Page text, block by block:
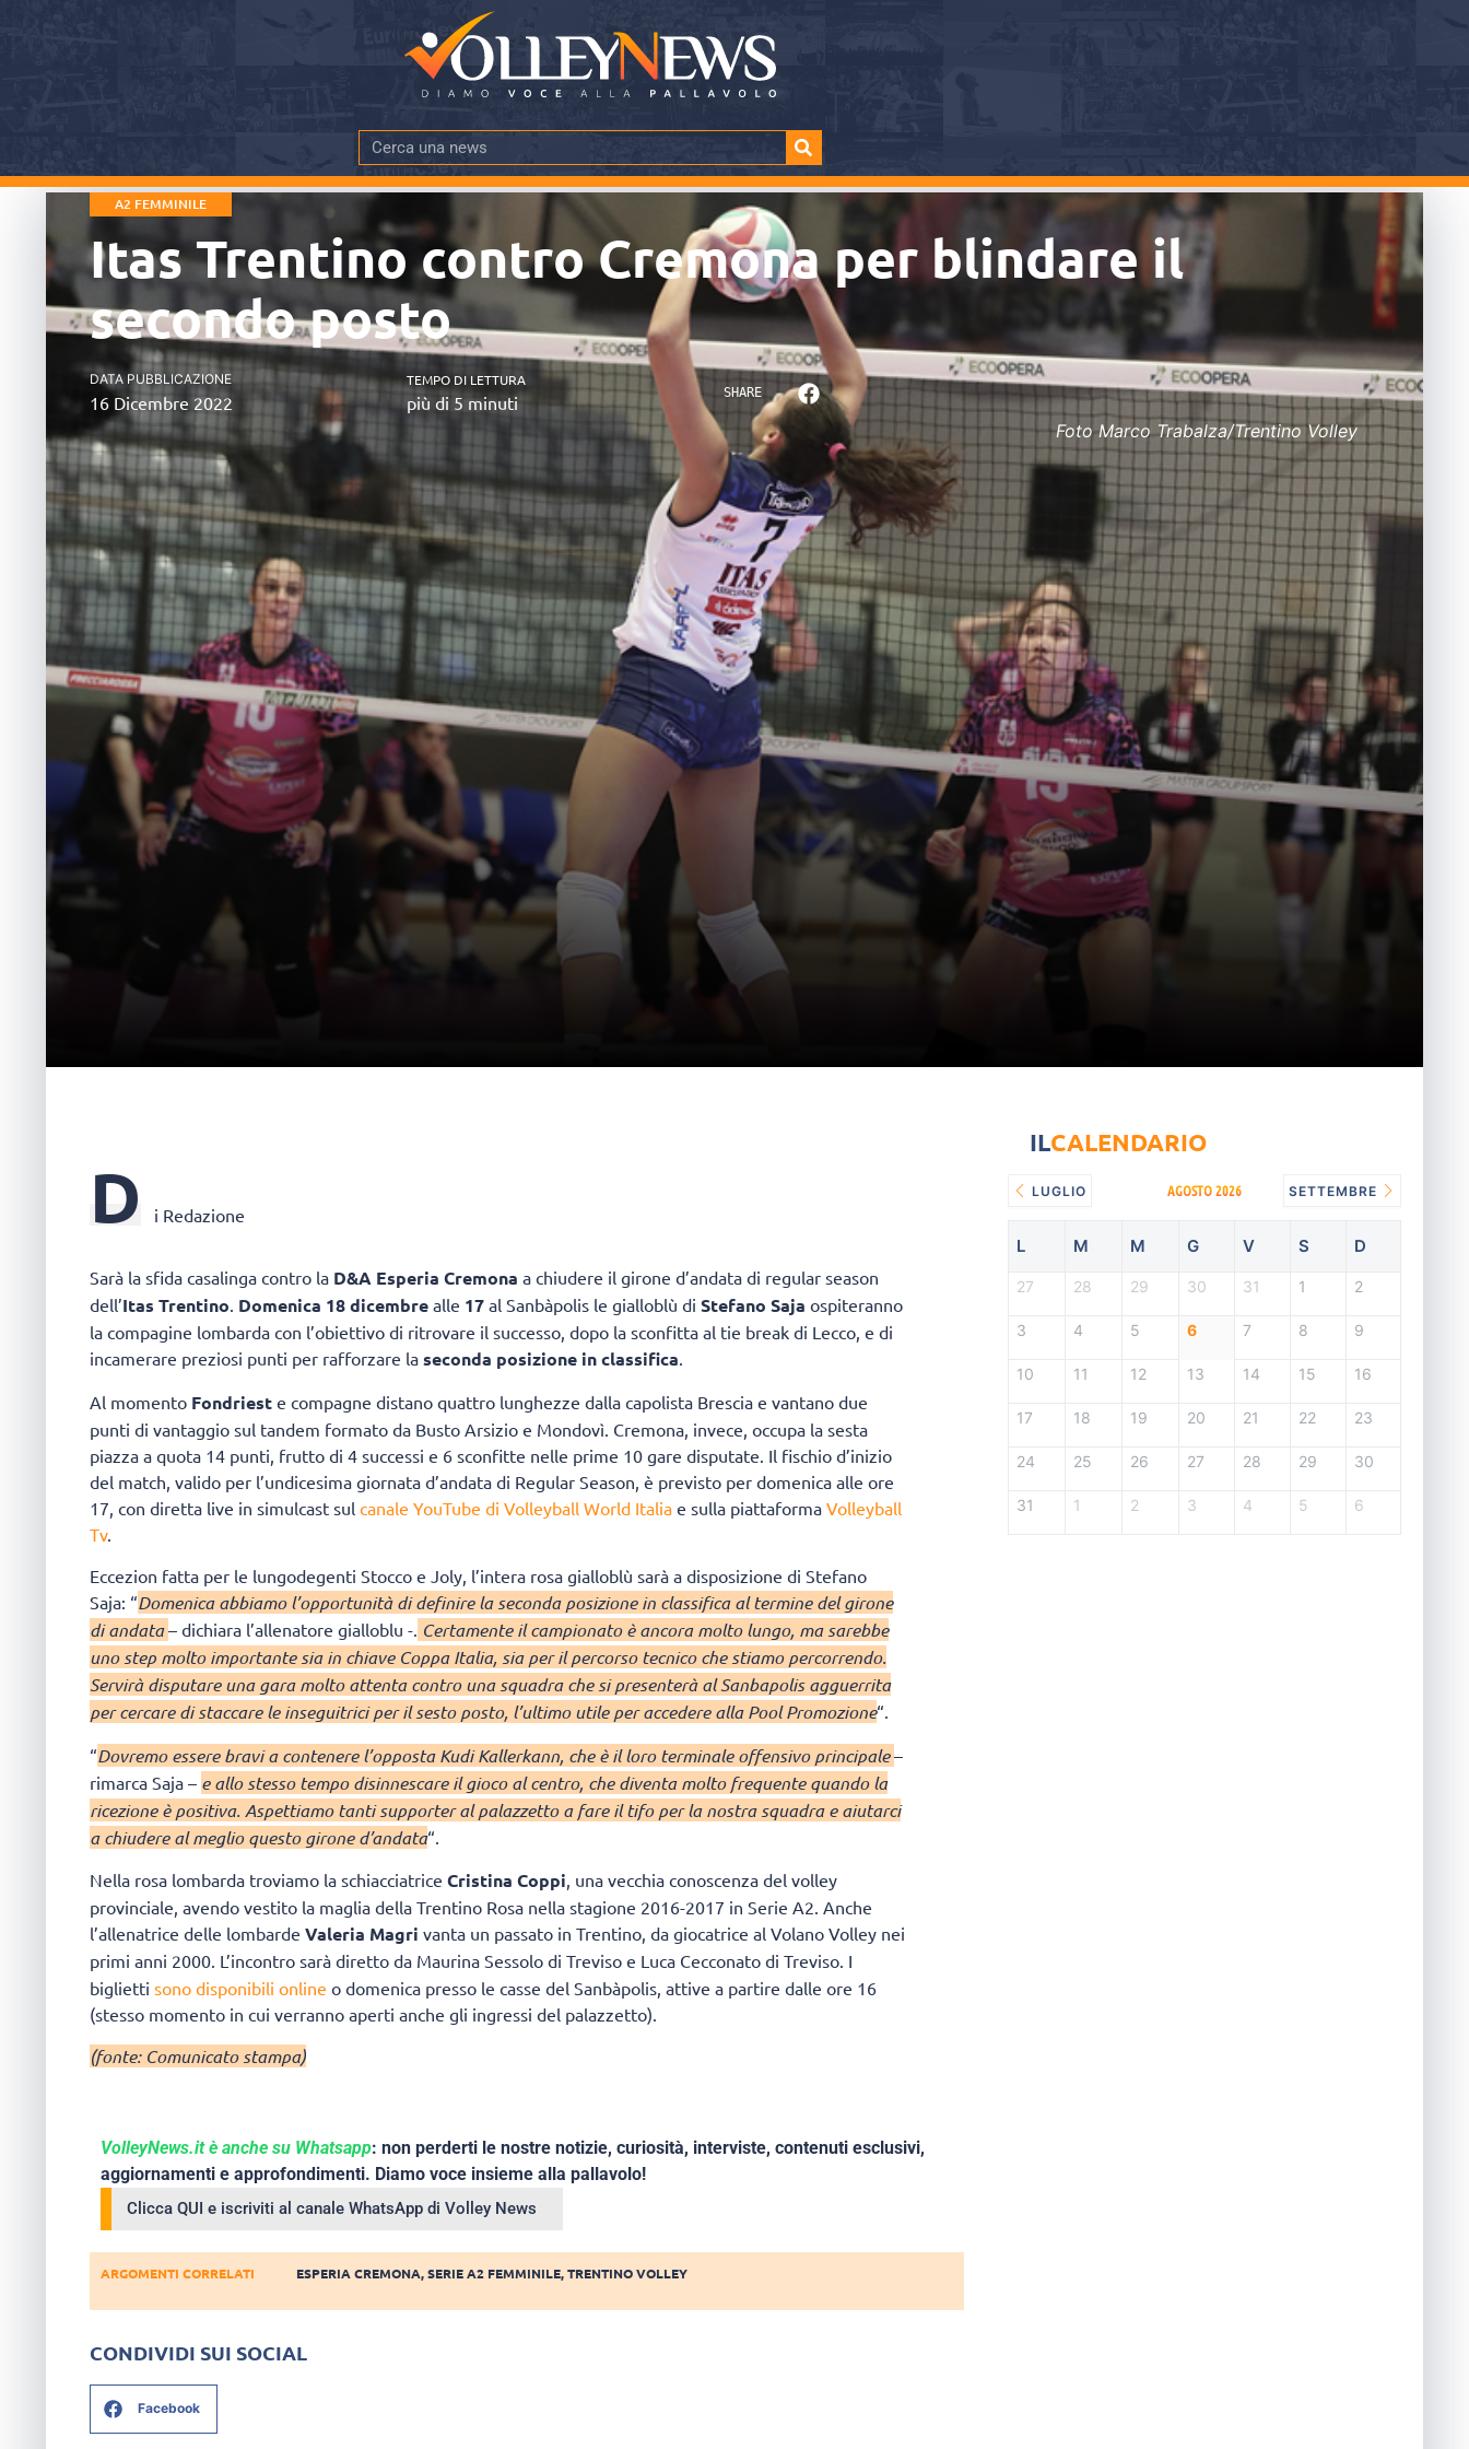
A2 FEMMINILE
Itas Trentino contro Cremona per blindare il
secondo posto
DATA PUBBLICAZIONE
16 Dicembre 2022
TEMPO DI LETTURA
più di 5 minuti SHARE
Foto Marco Trabalza/Trentino Volley
D i Redazione
Sarà la sfida casalinga contro la D&A Esperia Cremona a chiudere il girone d’andata di regular season
dell’Itas Trentino. Domenica 18 dicembre alle 17 al Sanbàpolis le gialloblù di Stefano Saja ospiteranno
la compagine lombarda con l’obiettivo di ritrovare il successo, dopo la sconfitta al tie break di Lecco, e di
incamerare preziosi punti per rafforzare la seconda posizione in classifica.
Al momento Fondriest e compagne distano quattro lunghezze dalla capolista Brescia e vantano due
punti di vantaggio sul tandem formato da Busto Arsizio e Mondovì. Cremona, invece, occupa la sesta
piazza a quota 14 punti, frutto di 4 successi e 6 sconfitte nelle prime 10 gare disputate. Il fischio d’inizio
del match, valido per l’undicesima giornata d’andata di Regular Season, è previsto per domenica alle ore
17, con diretta live in simulcast sul canale YouTube di Volleyball World Italia e sulla piattaforma Volleyball
Tv.
Eccezion fatta per le lungodegenti Stocco e Joly, l’intera rosa gialloblù sarà a disposizione di Stefano
Saja: “Domenica abbiamo l’opportunità di definire la seconda posizione in classifica al termine del girone
di andata– dichiara l’allenatore gialloblu -. Certamente il campionato è ancora molto lungo, ma sarebbe
uno step molto importante sia in chiave Coppa Italia, sia per il percorso tecnico che stiamo percorrendo.
Servirà disputare una gara molto attenta contro una squadra che si presenterà al Sanbapolis agguerrita
per cercare di staccare le inseguitrici per il sesto posto, l’ultimo utile per accedere alla Pool Promozione“.
“Dovremo essere bravi a contenere l’opposta Kudi Kallerkann, che è il loro terminale offensivo principale–
rimarca Saja – e allo stesso tempo disinnescare il gioco al centro, che diventa molto frequente quando la
ricezione è positiva. Aspettiamo tanti supporter al palazzetto a fare il tifo per la nostra squadra e aiutarci
a chiudere al meglio questo girone d’andata“.
Nella rosa lombarda troviamo la schiacciatrice Cristina Coppi , una vecchia conoscenza del volley
provinciale, avendo vestito la maglia della Trentino Rosa nella stagione 2016-2017 in Serie A2. Anche
l’allenatrice delle lombarde Valeria Magri vanta un passato in Trentino, da giocatrice al Volano Volley nei
primi anni 2000. L’incontro sarà diretto da Maurina Sessolo di Treviso e Luca Cecconato di Treviso. I
biglietti sono disponibili online o domenica presso le casse del Sanbàpolis, attive a partire dalle ore 16
(stesso momento in cui verranno aperti anche gli ingressi del palazzetto).
(fonte: Comunicato stampa)
VolleyNews.it è anche su Whatsapp: non perderti le nostre notizie, curiosità, interviste, contenuti esclusivi,
aggiornamenti e approfondimenti. Diamo voce insieme alla pallavolo!
Clicca QUI e iscriviti al canale WhatsApp di Volley News
ARGOMENTI CORRELATI ESPERIA CREMONA,SERIE A2 FEMMINILE,TRENTINO VOLLEY
CONDIVIDI SUI SOCIAL
Facebook
ILCALENDARIO
LUGLIO AGOSTO 2026 SETTEMBRE
L M M G V S D
27 28 29 30 31 1 2
3 4 5 6 7 8 9
10 11 12 13 14 15 16
17 18 19 20 21 22 23
24 25 26 27 28 29 30
31 1 2 3 4 5 6